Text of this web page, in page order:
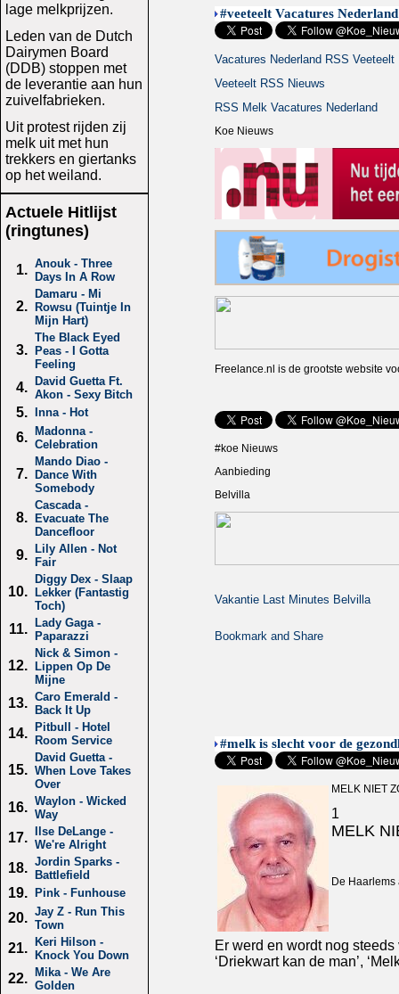
lage melkprijzen.
Leden van de Dutch
Dairymen Board
(DDB) stoppen met
de leverantie aan hun
zuivelfabrieken.
Uit protest rijden zij
melk uit met hun
trekkers en giertanks
op het weiland.
Actuele Hitlijst
(ringtunes)
1. Anouk - Three
Days In A Row
2.
Damaru - Mi
Rowsu (Tuintje In
Mijn Hart)
3.
The Black Eyed
Peas - I Gotta
Feeling
4. David Guetta Ft.
Akon - Sexy Bitch
5. Inna - Hot
6. Madonna -
Celebration
7.
Mando Diao -
Dance With
Somebody
8.
Cascada -
Evacuate The
Dancefloor
9. Lily Allen - Not
Fair
10.
Diggy Dex - Slaap
Lekker (Fantastig
Toch)
11. Lady Gaga -
Paparazzi
12.
Nick & Simon -
Lippen Op De
Mijne
13. Caro Emerald -
Back It Up
14. Pitbull - Hotel
Room Service
15.
David Guetta -
When Love Takes
Over
16. Waylon - Wicked
Way
17. Ilse DeLange -
We're Alright
18. Jordin Sparks -
Battlefield
19. Pink - Funhouse
20. Jay Z - Run This
Town
21. Keri Hilson -
Knock You Down
22. Mika - We Are
Golden
#veeteelt Vacatures Nederland
Vacatures Nederland RSS Veeteelt
Veeteelt RSS Nieuws
RSS Melk Vacatures Nederland
Koe Nieuws
Freelance.nl is de grootste website
#koe Nieuws
Aanbieding
Belvilla
Vakantie Last Minutes Belvilla
#melk is slecht voor de
MELK NIET
1
MELK
De
Er werd en wordt nog
‘Driekwart kan de man’,